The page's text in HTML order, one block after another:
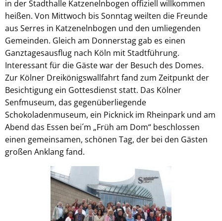
in der Stadthalle Katzenelnbogen offiziell willkommen
heißen. Von Mittwoch bis Sonntag weilten die Freunde
aus Serres in Katzenelnbogen und den umliegenden
Gemeinden. Gleich am Donnerstag gab es einen
Ganztagesausflug nach Köln mit Stadtführung.
Interessant für die Gäste war der Besuch des Domes.
Zur Kölner Dreikönigswallfahrt fand zum Zeitpunkt der
Besichtigung ein Gottesdienst statt. Das Kölner
Senfmuseum, das gegenüberliegende
Schokoladenmuseum, ein Picknick im Rheinpark und am
Abend das Essen bei´m „Früh am Dom“ beschlossen
einen gemeinsamen, schönen Tag, der bei den Gästen
großen Anklang fand.